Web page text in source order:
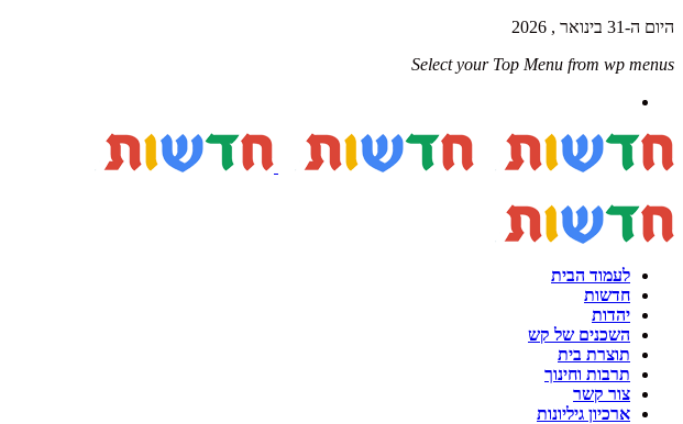
היום ה-31 בינואר , 2026
Select your Top Menu from wp menus
לעמוד הבית
חדשות
יהדות
השכנים של קש
תוצרת בית
תרבות וחינוך
צור קשר
ארכיון גיליונות